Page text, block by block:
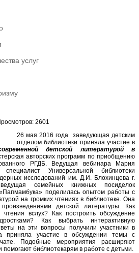
услуг
2601
26 мая 2016 года заведующая детским
отделом библиотеки приняла участие в
детской литературой в
авторских программ по приобщению
РГДБ. Ведущая вебинара Мария
Универсальной библиотеки
исследований им. Д.И. Блохинцева г.
семейных книжных посиделок
поделилась опытом работы с
на громких чтениях в библиотеке. Она
детской литературы. Как
вслух? Как построить обсуждение
Как выбрать интерактивную
на эти вопросы получили участники в
приняла участие в обсуждении темы с
Подобные мероприятия расширяют
библиотекарям в работе с детьми.